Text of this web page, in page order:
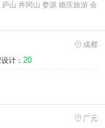
山 井冈山 婺源 婚庆旅游 会
成都
计： 20
广元